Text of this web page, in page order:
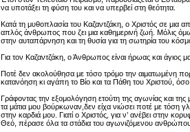
να υποτάξει τη φύση του και να υπερβεί στη θεότητα.
Κατά τη μυθοπλασία του Καζαντζάκη, ο Χριστός σε μια
απλός άνθρωπος που ζει μια καθημερινή ζωή. Μόλις
στην αυταπάρνηση και τη θυσία για τη σωτηρία του
Για τον Καζαντζάκη, ο Άνθρωπος είναι ήρωας και άγιος
Ποτέ δεν ακολούθησα με τόσο τρόμο την αιματωμένη
κατανόηση κι αγάπη το Βίο και τα Πάθη του Χριστού, όσο
Γράφοντας την εξομολόγηση ετούτη της αγωνίας και
τα μάτια μου βούρκωναν,δεν είχα νιώσει ποτέ με τόση
στην καρδιά μου. Γιατί ο Χριστός, για ν’ ανέβει στην
Θεό, πέρασε όλα τα στάδια του αγωνιζόμενου